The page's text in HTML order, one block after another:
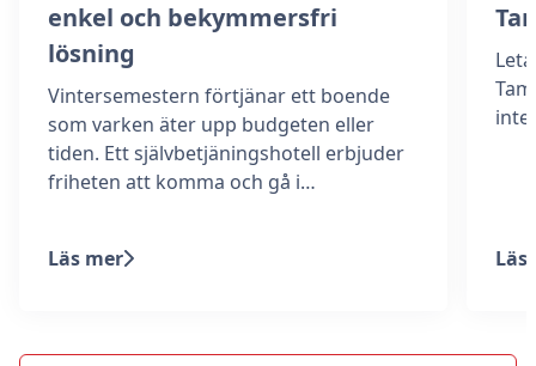
enkel och bekymmersfri
lösning
Vintersemestern förtjänar ett boende
som varken äter upp budgeten eller
tiden. Ett självbetjäningshotell erbjuder
friheten att komma och gå i…
Läs mer
inte
Läs